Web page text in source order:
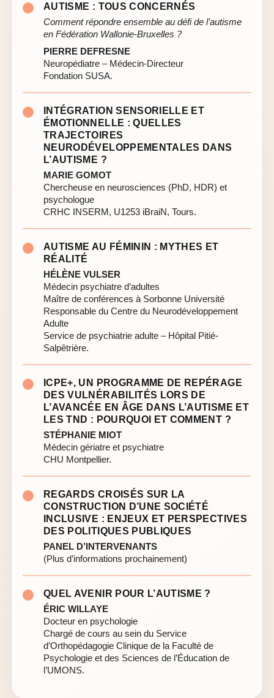
AUTISME : TOUS CONCERNÉS
Comment répondre ensemble au défi de l’autisme
en Fédération Wallonie-Bruxelles ?
PIERRE DEFRESNE
Neuropédiatre – Médecin-Directeur
Fondation SUSA.
INTÉGRATION SENSORIELLE ET
ÉMOTIONNELLE : QUELLES
TRAJECTOIRES
NEURODÉVELOPPEMENTALES DANS
L’AUTISME ?
MARIE GOMOT
Chercheuse en neurosciences (PhD, HDR) et
psychologue
CRHC INSERM, U1253 iBraiN, Tours.
AUTISME AU FÉMININ : MYTHES ET
RÉALITÉ
HÉLÈNE VULSER
Médecin psychiatre d’adultes
Maître de conférences à Sorbonne Université
Responsable du Centre du Neurodéveloppement
Adulte
Service de psychiatrie adulte – Hôpital Pitié-
Salpêtrière.
ICPE+, UN PROGRAMME DE REPÉRAGE
DES VULNÉRABILITÉS LORS DE
L’AVANCÉE EN ÂGE DANS L’AUTISME ET
LES TND : POURQUOI ET COMMENT ?
STÉPHANIE MIOT
Médecin gériatre et psychiatre
CHU Montpellier.
REGARDS CROISÉS SUR LA
CONSTRUCTION D’UNE SOCIÉTÉ
INCLUSIVE : ENJEUX ET PERSPECTIVES
DES POLITIQUES PUBLIQUES
PANEL D’INTERVENANTS
(Plus d’informations prochainement)
QUEL AVENIR POUR L’AUTISME ?
ÉRIC WILLAYE
Docteur en psychologie
Chargé de cours au sein du Service
d’Orthopédagogie Clinique de la Faculté de
Psychologie et des Sciences de l’Éducation de
l’UMONS.